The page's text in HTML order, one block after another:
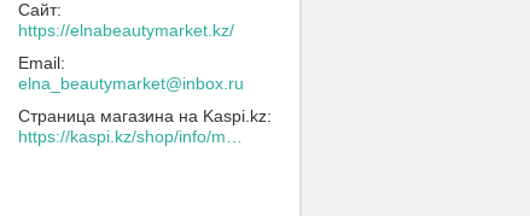
https://elnabeautymarket.kz/
elna_beautymarket@inbox.ru
Страница магазина на Kaspi.kz